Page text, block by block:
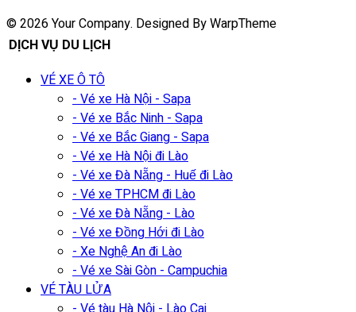
© 2026 Your Company. Designed By WarpTheme
DỊCH VỤ DU LỊCH
VÉ XE Ô TÔ
- Vé xe Hà Nội - Sapa
- Vé xe Bắc Ninh - Sapa
- Vé xe Bắc Giang - Sapa
- Vé xe Hà Nội đi Lào
- Vé xe Đà Nẵng - Huế đi Lào
- Vé xe TPHCM đi Lào
- Vé xe Đà Nẵng - Lào
- Vé xe Đồng Hới đi Lào
- Xe Nghệ An đi Lào
- Vé xe Sài Gòn - Campuchia
VÉ TÀU LỬA